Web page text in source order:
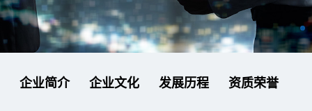
生产和质检
企业简介 企业文化 发展历程 资质荣誉